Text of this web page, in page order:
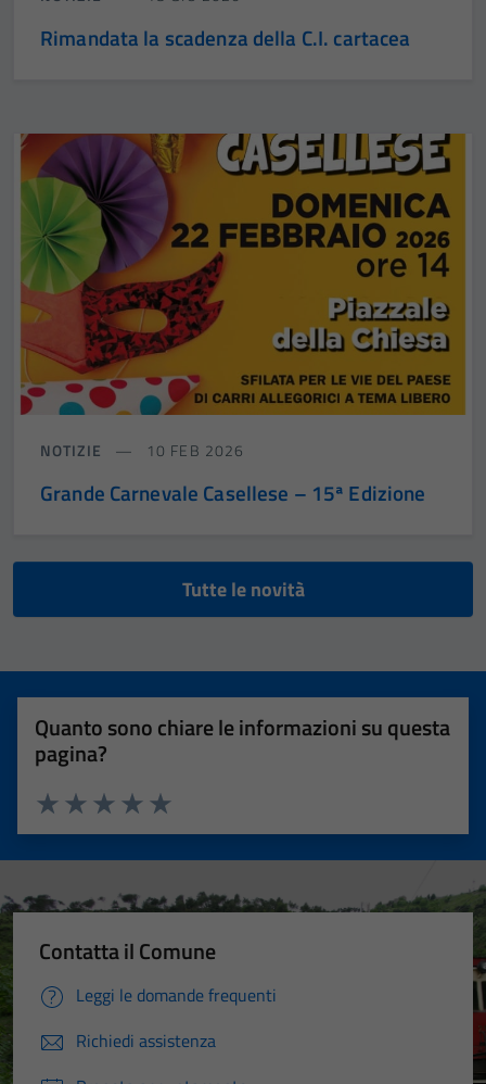
Rimandata la scadenza della C.I. cartacea
NOTIZIE 10 FEB 2026
Grande Carnevale Casellese – 15ª Edizione
Tutte le novità
Quanto sono chiare le informazioni su questa
pagina?
Valuta 5 stelle su 5
Valuta 4 stelle su 5
Valuta 3 stelle su 5
Valuta 2 stelle su 5
Valuta 1 stelle su 5
Contatta il Comune
Leggi le domande frequenti
Richiedi assistenza